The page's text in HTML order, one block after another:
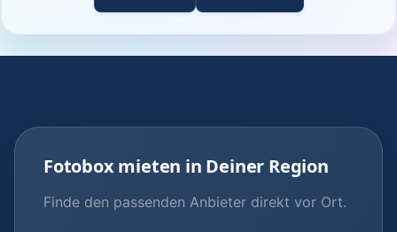
Fotobox mieten in Deiner Region
Finde den passenden Anbieter direkt vor Ort.